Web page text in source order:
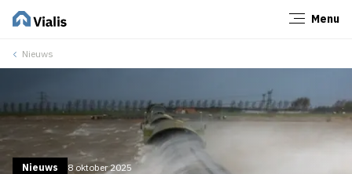
Menu
Nieuws
Nieuws 8 oktober 2025
Sluiten